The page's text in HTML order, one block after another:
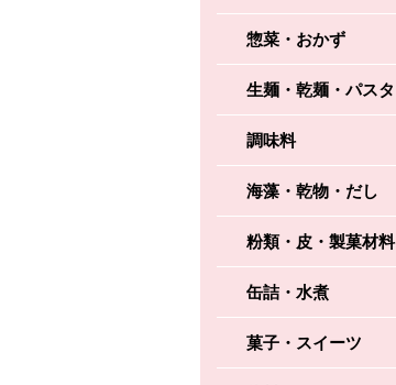
惣菜・おかず
生麺・乾麺・パスタ
調味料
海藻・乾物・だし
粉類・皮・製菓材料
缶詰・水煮
菓子・スイーツ